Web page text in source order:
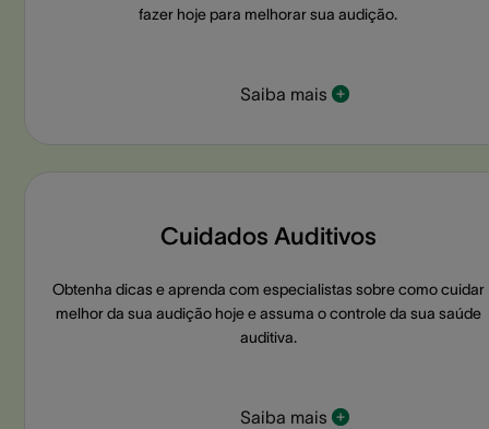
fazer hoje para melhorar sua audição.
Saiba mais
Cuidados Auditivos
Obtenha dicas e aprenda com especialistas sobre como cuidar
melhor da sua audição hoje e assuma o controle da sua saúde
auditiva.
Saiba mais